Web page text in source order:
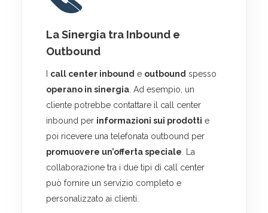
La Sinergia tra Inbound e
Outbound
I call center inbound e outbound spesso
operano in sinergia . Ad esempio, un
cliente potrebbe contattare il call center
inbound per informazioni sui prodotti e
poi ricevere una telefonata outbound per
promuovere un’offerta speciale . La
collaborazione tra i due tipi di call center
può fornire un servizio completo e
personalizzato ai clienti.